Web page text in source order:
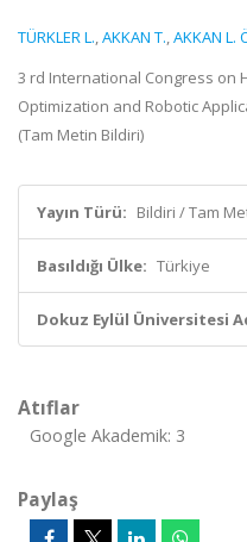
TÜRKLER L.,AKKAN T.,AKKAN L.
3 rd International Congress on
Optimization and Robotic
(Tam Metin Bildiri)
Yayın Türü: Bildiri / Tam
Basıldığı Ülke: Türkiye
Dokuz Eylül Üniversitesi
Atıflar
Google Akademik: 3
Paylaş